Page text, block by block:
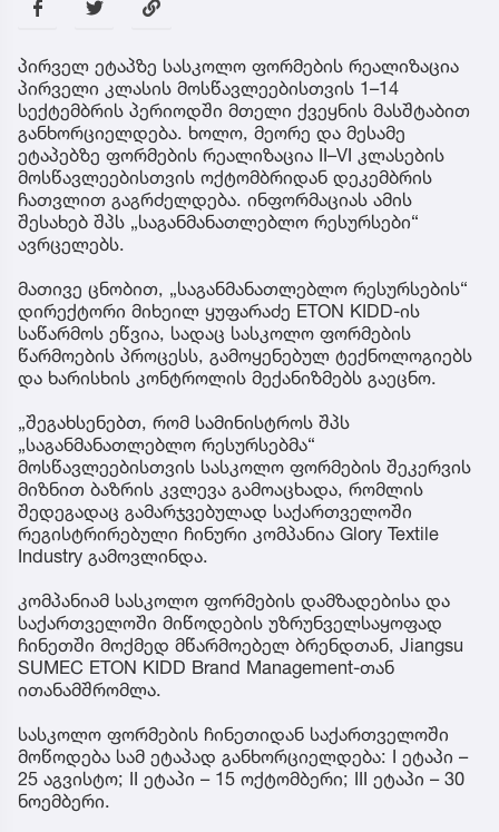
პირველ ეტაპზე სასკოლო ფორმების რეალიზაცია
პირველი კლასის მოსწავლეებისთვის 1–14
სექტემბრის პერიოდში მთელი ქვეყნის მასშტაბით
განხორციელდება. ხოლო, მეორე და მესამე
ეტაპებზე ფორმების რეალიზაცია II–VI კლასების
მოსწავლეებისთვის ოქტომბრიდან დეკემბრის
ჩათვლით გაგრძელდება. ინფორმაციას ამის
შესახებ შპს „საგანმანათლებლო რესურსები“
ავრცელებს.
მათივე ცნობით, „საგანმანათლებლო რესურსების“
დირექტორი მიხეილ ყუფარაძე ETON KIDD-ის
საწარმოს ეწვია, სადაც სასკოლო ფორმების
წარმოების პროცესს, გამოყენებულ ტექნოლოგიებს
და ხარისხის კონტროლის მექანიზმებს გაეცნო.
„შეგახსენებთ, რომ სამინისტროს შპს
„საგანმანათლებლო რესურსებმა“
მოსწავლეებისთვის სასკოლო ფორმების შეკერვის
მიზნით ბაზრის კვლევა გამოაცხადა, რომლის
შედეგადაც გამარჯვებულად საქართველოში
რეგისტრირებული ჩინური კომპანია Glory Textile
Industry გამოვლინდა.
კომპანიამ სასკოლო ფორმების დამზადებისა და
საქართველოში მიწოდების უზრუნველსაყოფად
ჩინეთში მოქმედ მწარმოებელ ბრენდთან, Jiangsu
SUMEC ETON KIDD Brand Management-თან
ითანამშრომლა.
სასკოლო ფორმების ჩინეთიდან საქართველოში
მოწოდება სამ ეტაპად განხორციელდება: I ეტაპი –
25 აგვისტო; II ეტაპი – 15 ოქტომბერი; III ეტაპი – 30
ნოემბერი.